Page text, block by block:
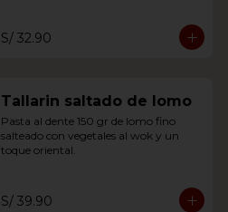
S/ 32.90
Tallarin saltado de lomo
Pasta al dente 150 gr de lomo fino
salteado con vegetales al wok y un
toque oriental.
S/ 39.90